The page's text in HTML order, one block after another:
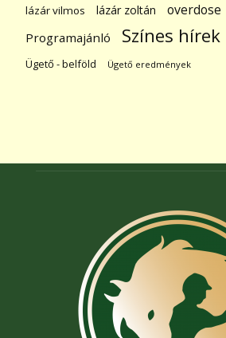
lázár vilmos lázár zoltán overdose
Programajánló Színes hírek
Ügető - belföld Ügető eredmények